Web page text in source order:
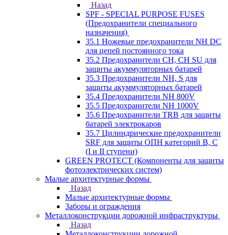
Назад
SPF - SPECIAL PURPOSE FUSES
(Предохранители специального
назначения)
35.1 Ножевые предохранители NH DC
для цепей постоянного тока
35.2 Предохранители CH, CH SU для
защиты акуммуляторных батарей
35.3 Предохранители NH, S для
защиты акуммуляторных батарей
35.4 Предохранители NH 800V
35.5 Предохранители NH 1000V
35.6 Предохранители TRB для защиты
батарей электрокаров
35.7 Цилиндрические предохранители
SRF для защиты ОПН категорий B, C
(I и II ступени)
GREEN PROTECT (Компоненты для защиты
фотоэлектрических систем)
Малые архитектурные формы
Назад
Малые архитектурные формы
Заборы и ограждения
Металлоконструкции дорожной инфраструктуры
Назад